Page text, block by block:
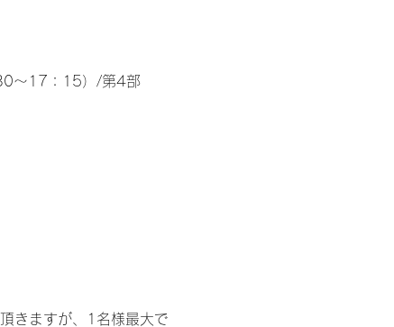
～17：15）/第4部
きますが、1名様最大で